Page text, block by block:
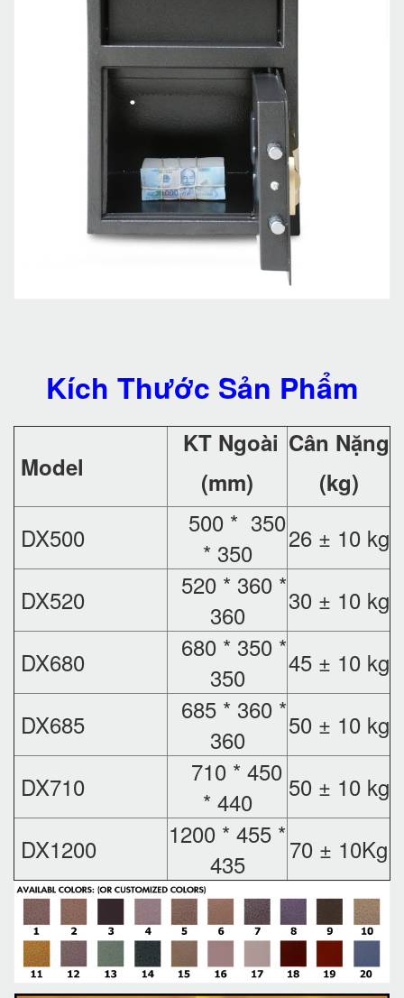
Kích Thước Sản Phẩm
Model
KT Ngoài
(mm)
Cân Nặng
(kg)
DX500
500 * 350
* 350
26 ± 10 kg
DX520
520 * 360 *
360
30 ± 10 kg
DX680
680 * 350 *
350
45 ± 10 kg
DX685
685 * 360 *
360
50 ± 10 kg
DX710
710 * 450
* 440
50 ± 10 kg
DX1200
1200 * 455 *
435
70 ± 10Kg